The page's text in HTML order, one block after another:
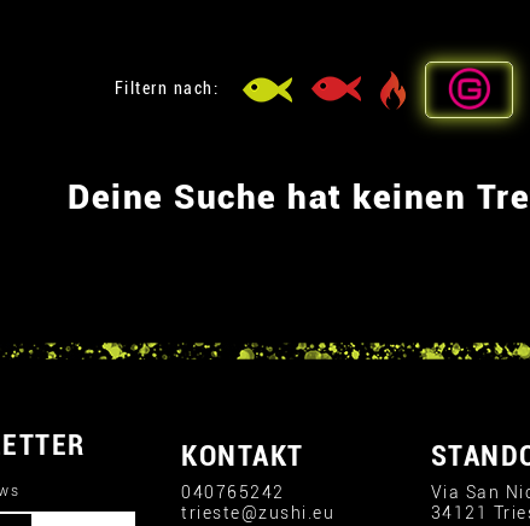
Filtern nach:
Deine Suche hat keinen
KONTAKT
040765242
trieste@zushi.eu
Via San
34121